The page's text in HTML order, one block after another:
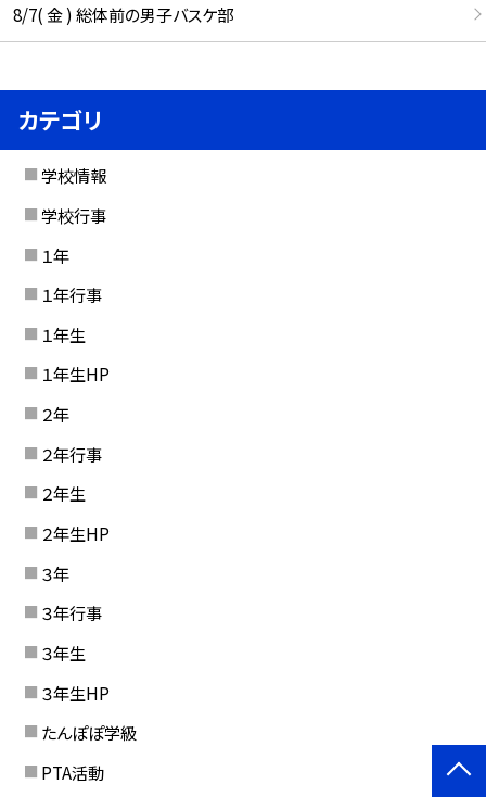
8/7( 金 ) 総体前の男子バスケ部
カテゴリ
学校情報
学校行事
１年
１年行事
１年生
１年生HP
２年
２年行事
２年生
２年生HP
３年
３年行事
３年生
３年生HP
たんぽぽ学級
PTA活動